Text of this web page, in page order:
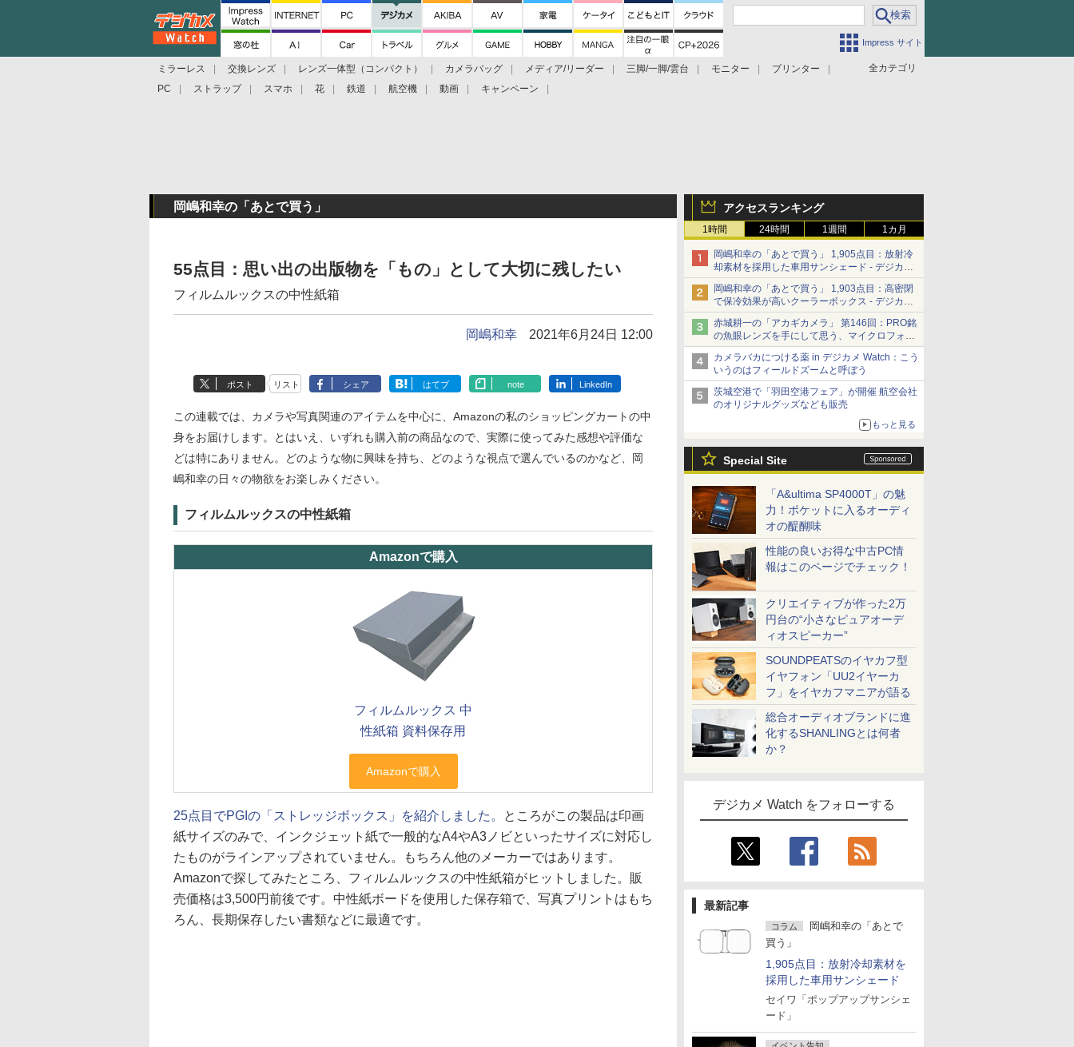
Impress サイト
全カテゴリ
ミラーレス 交換レンズ レンズ一体型（コンパクト） カメラバッグ メディア/リーダー 三脚/一脚/雲台 モニター
プリンター
PC
ストラップ スマホ 花 鉄道 航空機 動画 キャンペーン
アクセスランキング
1時間 24時間 1週間 1カ月
岡嶋和幸の「あとで買う」 1,905点目：放射冷
却素材を採用した車用サンシェード - デジカメ
Watch
岡嶋和幸の「あとで買う」 1,903点目：高密閉
で保冷効果が高いクーラーボックス - デジカメ
Watch
赤城耕一の「アカギカメラ」 第146回：PRO銘
の魚眼レンズを手にして思う、マイクロフォー
サーズへの期待と可能性
カメラバカにつける薬 in デジカメ Watch：こう
いうのはフィールドズームと呼ぼう
茨城空港で「羽田空港フェア」が開催 航空会社
のオリジナルグッズなども販売
もっと見る
Special Site
「A&ultima SP4000T」の魅
力！ポケットに入るオーディ
オの醍醐味
性能の良いお得な中古PC情
報はこのページでチェック！
クリエイティブが作った2万
円台の“小さなピュアオーデ
ィオスピーカー”
SOUNDPEATSのイヤカフ型
イヤフォン「UU2イヤーカ
フ」をイヤカフマニアが語る
総合オーディオブランドに進
化するSHANLINGとは何者
か？
デジカメ Watch をフォローする
最新記事
コラム
岡嶋和幸の「あとで
買う」
1,905点目：放射冷却素材を
採用した車用サンシェード
セイワ「ポップアップサンシェ
ード」
岡嶋和幸の「あとで買う」
55点目：思い出の出版物を「もの」として大切に残したい
フィルムルックスの中性紙箱
岡嶋和幸 2021年6月24日 12:00
ポスト リスト シェア はてブ note LinkedIn
この連載では、カメラや写真関連のアイテムを中心に、Amazonの私のショッピングカートの中
身をお届けします。とはいえ、いずれも購入前の商品なので、実際に使ってみた感想や評価な
どは特にありません。どのような物に興味を持ち、どのような視点で選んでいるのかなど、岡
嶋和幸の日々の物欲をお楽しみください。
フィルムルックスの中性紙箱
Amazonで購入
フィルムルックス 中
性紙箱 資料保存用
25点目でPGIの「ストレッジボックス」を紹介しました。
ところがこの製品は印画
紙サイズのみで、インクジェット紙で一般的なA4やA3ノビといったサイズに対応し
たものがラインアップされていません。もちろん他のメーカーではあります。
Amazonで探してみたところ、フィルムルックスの中性紙箱がヒットしました。販
売価格は3,500円前後です。中性紙ボードを使用した保存箱で、写真プリントはもち
ろん、長期保存したい書類などに最適です。